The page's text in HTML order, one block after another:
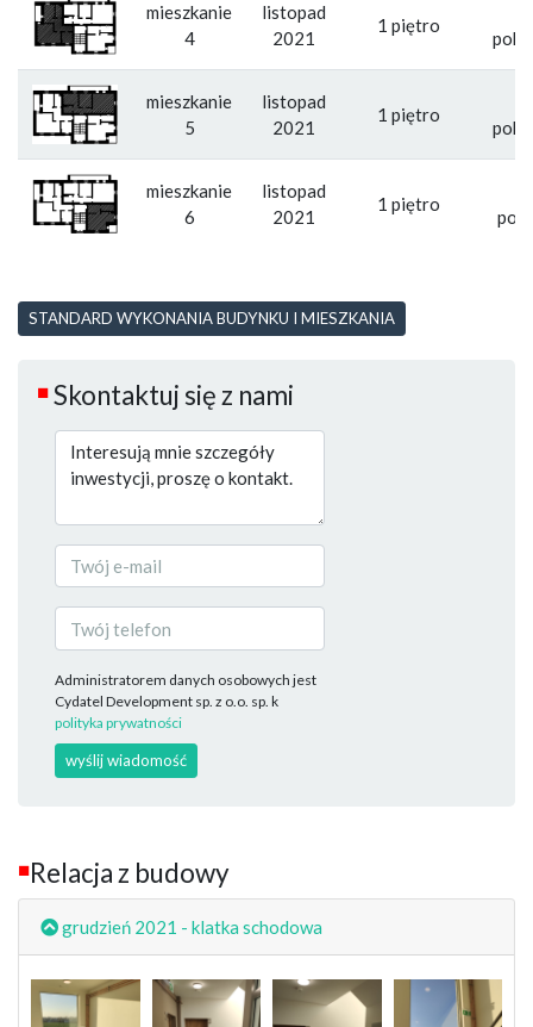
mieszkanie
4
listopad
2021
1 piętro
mieszkanie
5
listopad
2021
1 piętro
mieszkanie
6
listopad
2021
1 piętro
STANDARD WYKONANIA BUDYNKU I MIESZKANIA
■ Skontaktuj się z nami
Administratorem danych osobowych jest
Cydatel Development sp. z o.o. sp. k
polityka prywatności
wyślij wiadomość
■Relacja z budowy
grudzień 2021 - klatka schodowa